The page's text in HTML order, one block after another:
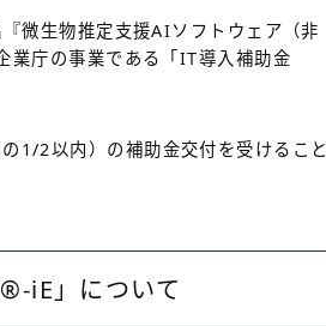
微生物推定支援AIソフトウェア（非
業庁の事業である「IT導入補助金
1/2以内）の補助金交付を受けること
®-iE」について